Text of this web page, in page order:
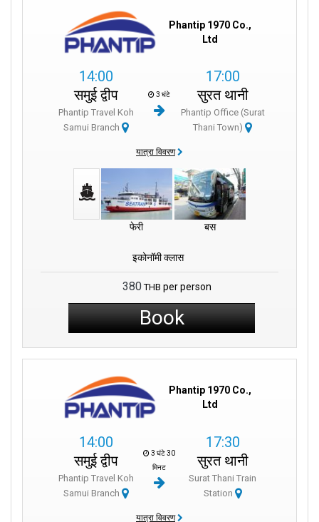
Phantip 1970 Co.,
Ltd
14:00
समुई द्वीप
Phantip Travel Koh
Samui Branch
3 घंटे
17:00
सुरत थानी
Phantip Office (Surat
Thani Town)
यात्रा विवरण
फेरी बस
इकोनॉमी क्लास
380 THB per person
Book
Phantip 1970 Co.,
Ltd
14:00
समुई द्वीप
Phantip Travel Koh
Samui Branch
3 घंटे 30
मिनट
17:30
सुरत थानी
Surat Thani Train
Station
यात्रा विवरण